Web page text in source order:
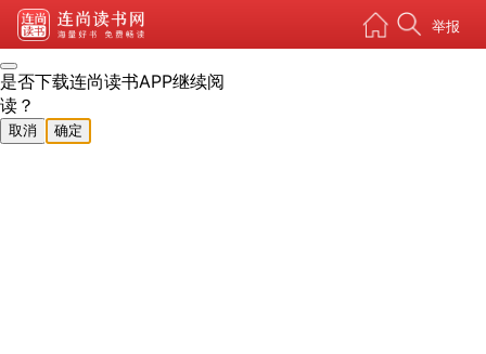
举报
是否下载连尚读书APP继续阅
读？
取消 确定